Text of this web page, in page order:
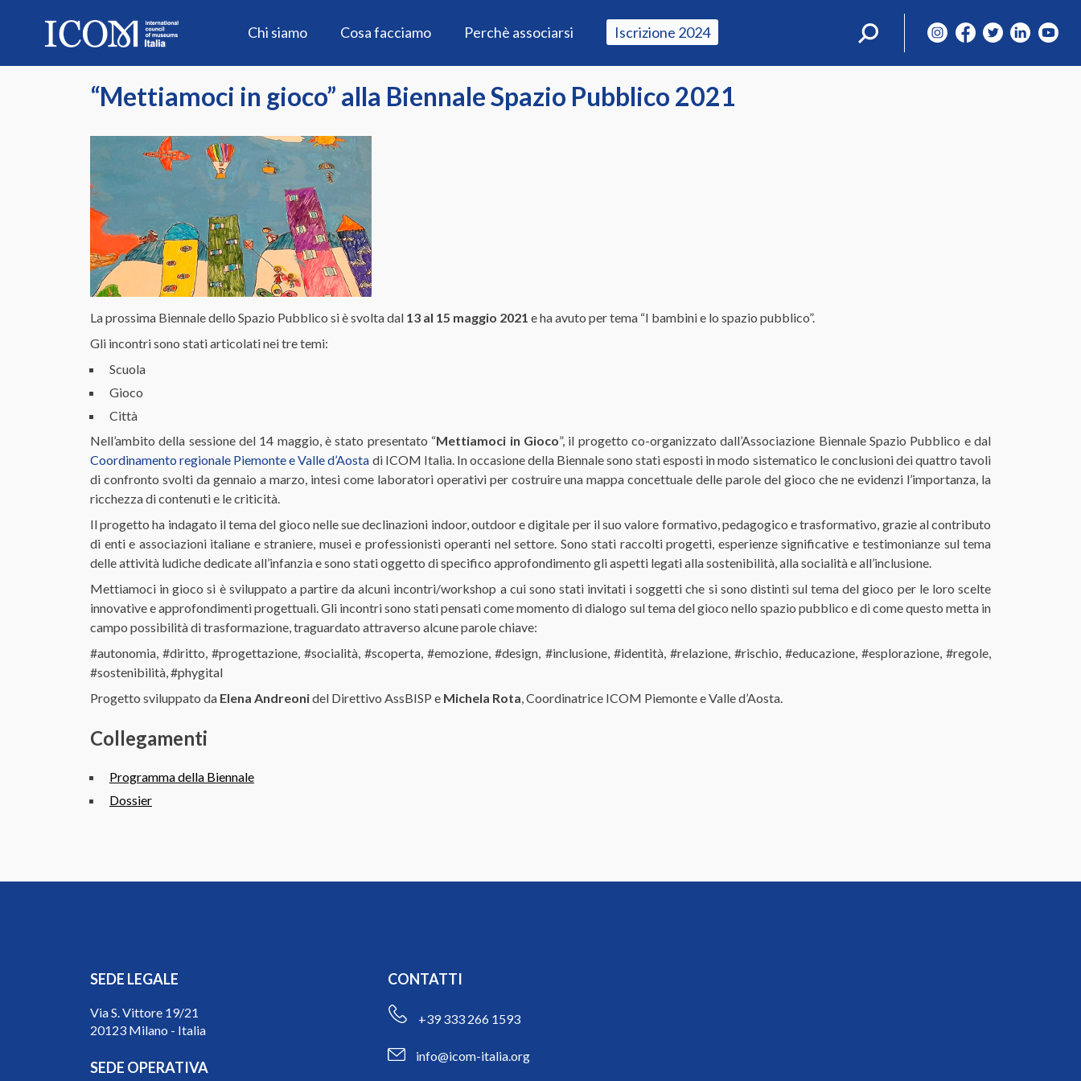
Chi siamo Cosa facciamo Perchè associarsi Iscrizione 2024
Ricerca
“Mettiamoci in gioco” alla Biennale Spazio Pubblico 2021
La prossima Biennale dello Spazio Pubblico si è svolta dal 13 al 15 maggio 2021 e ha avuto per tema “I bambini e lo spazio pubblico”.
Gli incontri sono stati articolati nei tre temi:
Scuola
Gioco
Città
Nell’ambito della sessione del 14 maggio, è stato presentato “Mettiamoci in Gioco”, il progetto co-organizzato dall’Associazione Biennale Spazio Pubblico e dal
Coordinamento regionale Piemonte e Valle d’Aosta di ICOM Italia. In occasione della Biennale sono stati esposti in modo sistematico le conclusioni dei quattro tavoli
di confronto svolti da gennaio a marzo, intesi come laboratori operativi per costruire una mappa concettuale delle parole del gioco che ne evidenzi l’importanza, la
ricchezza di contenuti e le criticità.
Il progetto ha indagato il tema del gioco nelle sue declinazioni indoor, outdoor e digitale per il suo valore formativo, pedagogico e trasformativo, grazie al contributo
di enti e associazioni italiane e straniere, musei e professionisti operanti nel settore. Sono stati raccolti progetti, esperienze significative e testimonianze sul tema
delle attività ludiche dedicate all’infanzia e sono stati oggetto di specifico approfondimento gli aspetti legati alla sostenibilità, alla socialità e all’inclusione.
Mettiamoci in gioco si è sviluppato a partire da alcuni incontri/workshop a cui sono stati invitati i soggetti che si sono distinti sul tema del gioco per le loro scelte
innovative e approfondimenti progettuali. Gli incontri sono stati pensati come momento di dialogo sul tema del gioco nello spazio pubblico e di come questo metta in
campo possibilità di trasformazione, traguardato attraverso alcune parole chiave:
#autonomia, #diritto, #progettazione, #socialità, #scoperta, #emozione, #design, #inclusione, #identità, #relazione, #rischio, #educazione, #esplorazione, #regole,
#sostenibilità, #phygital
Progetto sviluppato da Elena Andreonidel Direttivo AssBISP e Michela Rota, Coordinatrice ICOM Piemonte e Valle d’Aosta.
Collegamenti
Programma della Biennale
Dossier
SEDE LEGALE
Via S. Vittore 19/21
20123 Milano - Italia
SEDE OPERATIVA
CONTATTI
+39 333 266 1593
info@icom-italia.org